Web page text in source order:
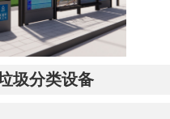
圾分类设备